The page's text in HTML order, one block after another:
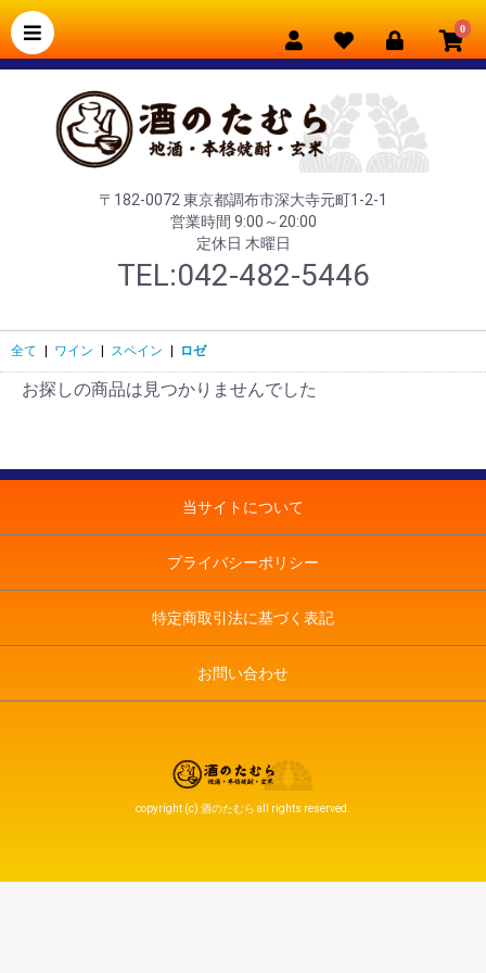
0
〒182-0072 東京都調布市深大寺元町1-2-1
営業時間 9:00～20:00
定休日 木曜日
TEL:042-482-5446
全て ワイン スペイン ロゼ
お探しの商品は見つかりませんでした
当サイトについて
プライバシーポリシー
特定商取引法に基づく表記
お問い合わせ
copyright (c) 酒のたむら all rights reserved.